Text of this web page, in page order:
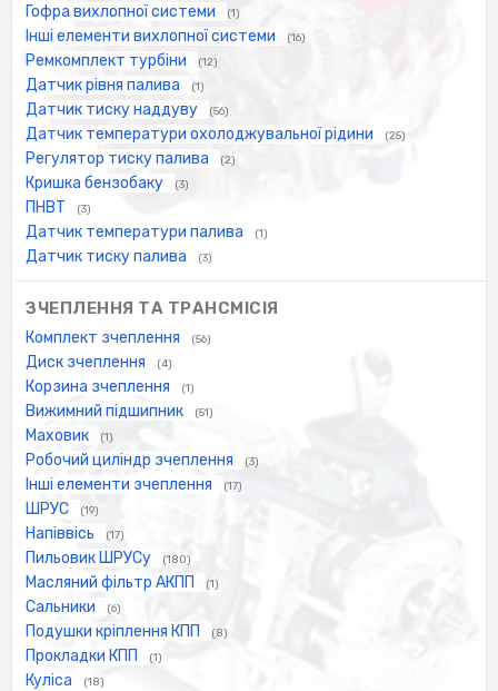
Гофра вихлопної системи (1)
Інші елементи вихлопної системи (16)
Ремкомплект турбіни (12)
Датчик рівня палива (1)
Датчик тиску наддуву (56)
Датчик температури охолоджувальної рідини (25)
Регулятор тиску палива (2)
Кришка бензобаку (3)
ПНВТ (3)
Датчик температури палива (1)
Датчик тиску палива (3)
ЗЧЕПЛЕННЯ ТА ТРАНСМІСІЯ
Комплект зчеплення (56)
Диск зчеплення (4)
Корзина зчеплення (1)
Вижимний підшипник (51)
Маховик (1)
Робочий циліндр зчеплення (3)
Інші елементи зчеплення (17)
ШРУС (19)
Напіввісь (17)
Пильовик ШРУСу (180)
Масляний фільтр АКПП (1)
Сальники (6)
Подушки кріплення КПП (8)
Прокладки КПП (1)
Куліса (18)